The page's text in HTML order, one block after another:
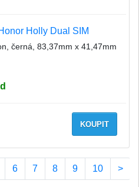
Holly Dual SIM
černá, 83,37mm x 41,47mm
KOUPIT
6 7 8 9 10 >